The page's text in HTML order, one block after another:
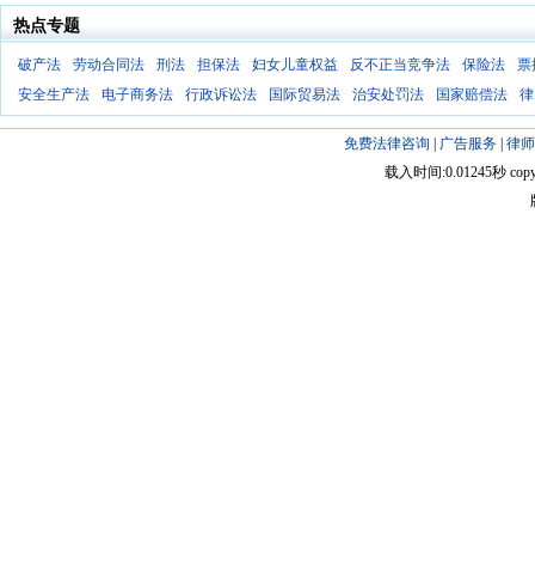
热点专题
破产法 劳动合同法 刑法 担保法 妇女儿童权益 反不正当竞争法 保险法
票
安全生产法
电子商务法 行政诉讼法 国际贸易法 治安处罚法 国家赔偿法
免费法律咨询 广告服务| 律
载入时间:0.01245秒